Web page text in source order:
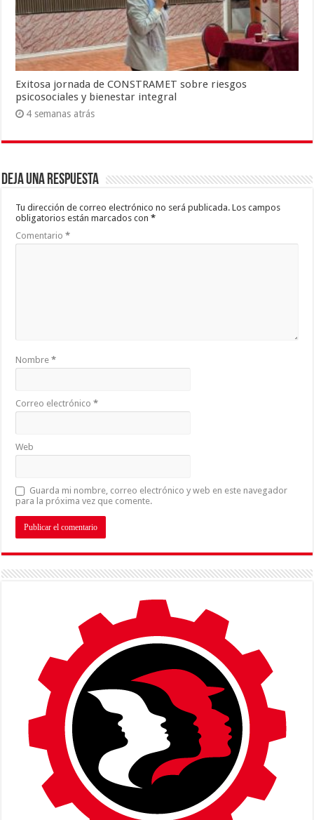
Exitosa jornada de CONSTRAMET sobre riesgos
psicosociales y bienestar integral
4 semanas atrás
Deja una respuesta
Tu dirección de correo electrónico no será publicada. Los campos
obligatorios están marcados con*
Comentario*
Nombre*
Correo electrónico*
Web
Guarda mi nombre, correo electrónico y web en este navegador
para la próxima vez que comente.